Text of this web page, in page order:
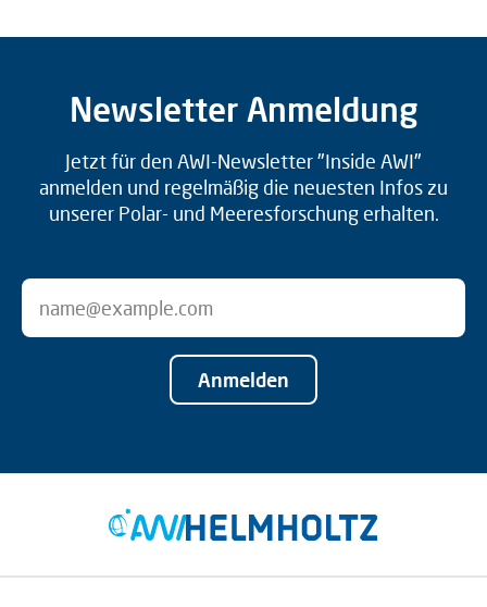
Newsletter Anmeldung
Jetzt für den AWI-Newsletter "Inside AWI"
anmelden und regelmäßig die neuesten Infos zu
unserer Polar- und Meeresforschung erhalten.
Anmelden